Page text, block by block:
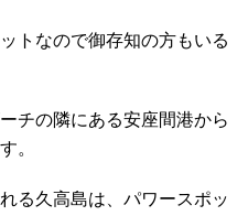
トなので御存知の方もいる
チの隣にある安座間港から
。
る久高島は、パワースポッ